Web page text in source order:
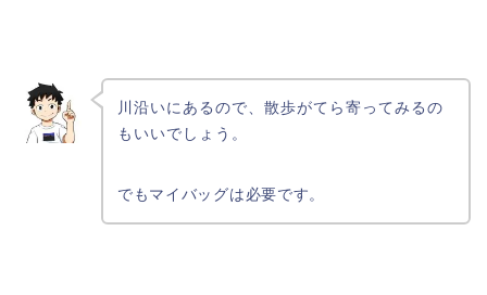
川沿いにあるので、散歩がてら寄ってみるの
もいいでしょう。
でもマイバッグは必要です。